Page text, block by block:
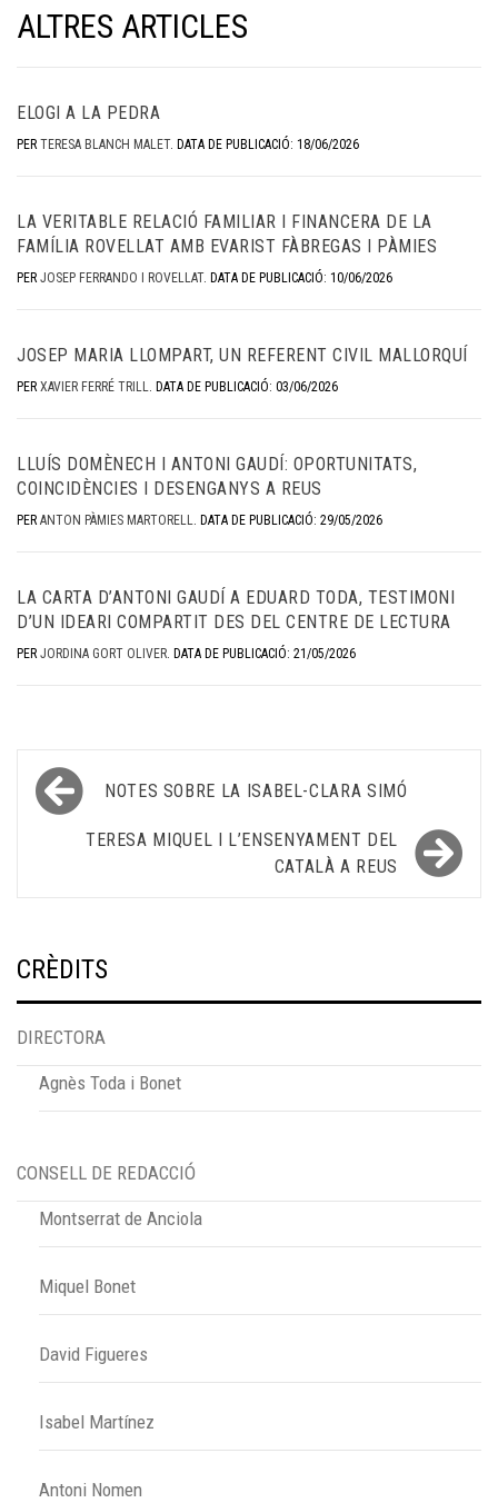
ALTRES ARTICLES
ELOGI A LA PEDRA
PER TERESA BLANCH MALET. DATA DE PUBLICACIÓ: 18/06/2026
LA VERITABLE RELACIÓ FAMILIAR I FINANCERA DE LA
FAMÍLIA ROVELLAT AMB EVARIST FÀBREGAS I PÀMIES
PER JOSEP FERRANDO I ROVELLAT. DATA DE PUBLICACIÓ: 10/06/2026
JOSEP MARIA LLOMPART, UN REFERENT CIVIL MALLORQUÍ
PER XAVIER FERRÉ TRILL. DATA DE PUBLICACIÓ: 03/06/2026
LLUÍS DOMÈNECH I ANTONI GAUDÍ: OPORTUNITATS,
COINCIDÈNCIES I DESENGANYS A REUS
PER ANTON PÀMIES MARTORELL. DATA DE PUBLICACIÓ: 29/05/2026
LA CARTA D’ANTONI GAUDÍ A EDUARD TODA, TESTIMONI
D’UN IDEARI COMPARTIT DES DEL CENTRE DE LECTURA
PER JORDINA GORT OLIVER. DATA DE PUBLICACIÓ: 21/05/2026
Navegació
d'entrades
NOTES SOBRE LA ISABEL-CLARA SIMÓ
TERESA MIQUEL I L’ENSENYAMENT DEL
CATALÀ A REUS
CRÈDITS
DIRECTORA
Agnès Toda i Bonet
CONSELL DE REDACCIÓ
Montserrat de Anciola
Miquel Bonet
David Figueres
Isabel Martínez
Antoni Nomen